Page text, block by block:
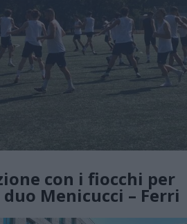
con i fiocchi per
Menicucci – Ferri